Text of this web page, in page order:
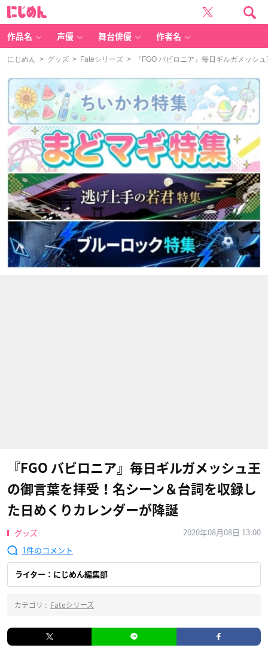
作品名 声優 舞台俳優 作者名
にじめん > グッズ > Fateシリーズ > 『FGO バビロニア』毎日ギルガメッシ
『FGO バビロニア』毎日ギルガメッシュ王
の御言葉を拝受！名シーン＆台詞を収録し
た日めくりカレンダーが降誕
グッズ
2020年08月08日 13:00
1
ライター：にじめん編集部
カテゴリ : Fateシリーズ